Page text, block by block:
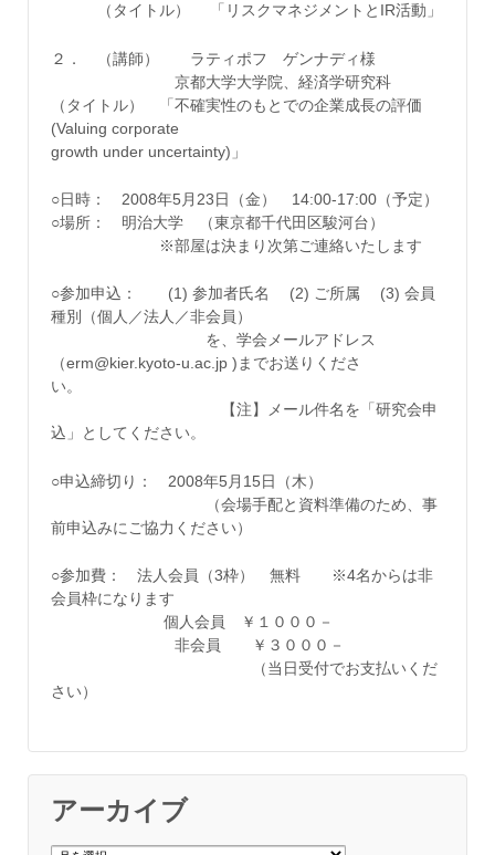
（タイトル） 「リスクマネジメントとIR活動」
２． （講師） ラティポフ ゲンナディ様
京都大学大学院、経済学研究科
（タイトル） 「不確実性のもとでの企業成長の評価
(Valuing corporate
growth under uncertainty)」
○日時： 2008年5月23日（金） 14:00-17:00（予定）
○場所： 明治大学 （東京都千代田区駿河台）
※部屋は決まり次第ご連絡いたします
○参加申込： (1) 参加者氏名 (2) ご所属 (3) 会員
種別（個人／法人／非会員）
を、学会メールアドレス
（erm@kier.kyoto-u.ac.jp )までお送りくださ
い。
【注】メール件名を「研究会申
込」としてください。
○申込締切り： 2008年5月15日（木）
（会場手配と資料準備のため、事
前申込みにご協力ください）
○参加費： 法人会員（3枠） 無料 ※4名からは非
会員枠になります
個人会員 ￥１０００－
非会員 ￥３０００－
（当日受付でお支払いくだ
さい）
アーカイブ